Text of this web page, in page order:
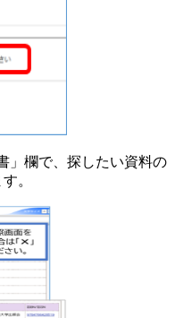
」欄で、探したい資料の
。